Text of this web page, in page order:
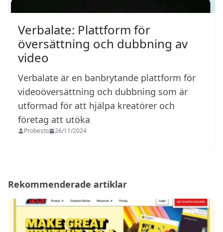
Verbalate: Plattform för
översättning och dubbning av
video
Verbalate är en banbrytande plattform för
videoöversättning och dubbning som är
utformad för att hjälpa kreatörer och
företag att utöka
Probesto 26/11/2024
Rekommenderade artiklar